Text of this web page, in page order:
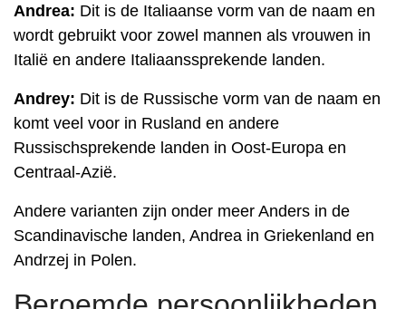
Andrea: Dit is de Italiaanse vorm van de naam en
wordt gebruikt voor zowel mannen als vrouwen in
Italië en andere Italiaanssprekende landen.
Andrey: Dit is de Russische vorm van de naam en
komt veel voor in Rusland en andere
Russischsprekende landen in Oost-Europa en
Centraal-Azië.
Andere varianten zijn onder meer Anders in de
Scandinavische landen, Andrea in Griekenland en
Andrzej in Polen.